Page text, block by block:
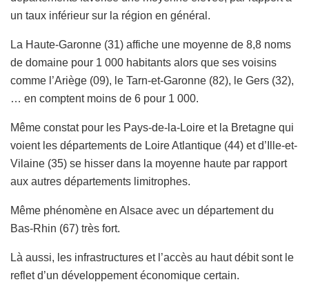
un taux inférieur sur la région en général.
La Haute-Garonne (31) affiche une moyenne de 8,8 noms
de domaine pour 1 000 habitants alors que ses voisins
comme l’Ariège (09), le Tarn-et-Garonne (82), le Gers (32),
… en comptent moins de 6 pour 1 000.
Même constat pour les Pays-de-la-Loire et la Bretagne qui
voient les départements de Loire Atlantique (44) et d’Ille-et-
Vilaine (35) se hisser dans la moyenne haute par rapport
aux autres départements limitrophes.
Même phénomène en Alsace avec un département du
Bas-Rhin (67) très fort.
Là aussi, les infrastructures et l’accès au haut débit sont le
reflet d’un développement économique certain.